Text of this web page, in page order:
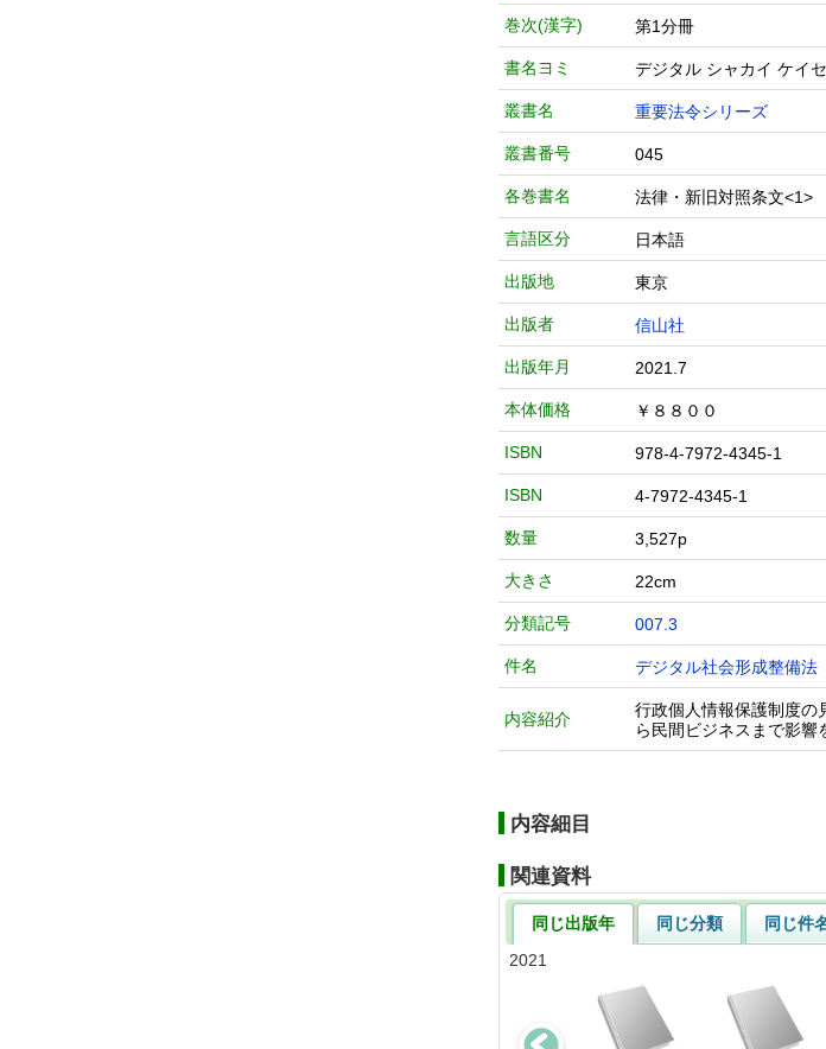
巻次(漢字) 第1分冊
書名ヨミ デジタル シャカイ ケイ
叢書名 重要法令シリーズ
叢書番号 045
各巻書名 法律・新旧対照条文<1>
言語区分 日本語
出版地 東京
出版者 信山社
出版年月 2021.7
本体価格 ￥８８００
ISBN 978-4-7972-4345-1
ISBN 4-7972-4345-1
数量 3,527p
大きさ 22cm
分類記号 007.3
件名 デジタル社会形成整備法
内容紹介
行政個人情報保護制度の
ら民間ビジネスまで影響
内容細目
関連資料
同じ出版年 同じ分類
同じ件
2021